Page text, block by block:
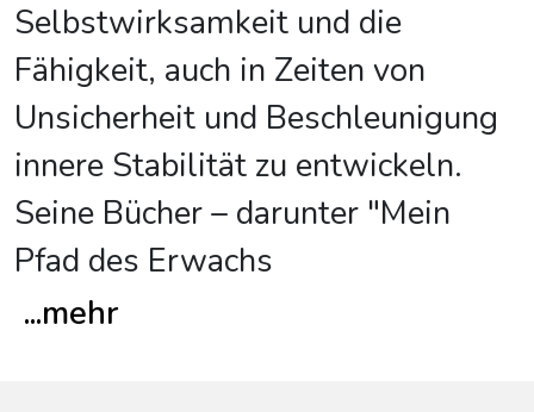
Selbstwirksamkeit und die
Fähigkeit, auch in Zeiten von
Unsicherheit und Beschleunigung
innere Stabilität zu entwickeln.
Seine Bücher – darunter "Mein
Pfad des Erwachs
...mehr